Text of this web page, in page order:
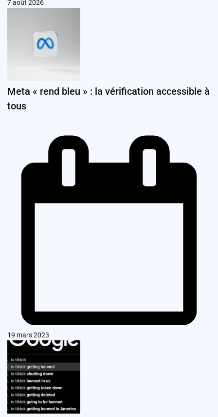
7 août 2026
Meta « rend bleu » : la vérification accessible à
tous
19 mars 2023